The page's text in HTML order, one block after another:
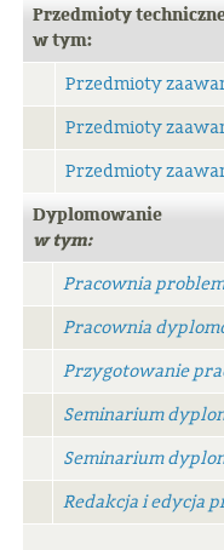
Przedmioty
w tym:
Przedmioty
Przedmioty
Przedmioty
Dyplomowanie
w tym:
Pracownia
Pracownia
Przygotowanie
Seminarium
Seminarium
Redakcja i edycja